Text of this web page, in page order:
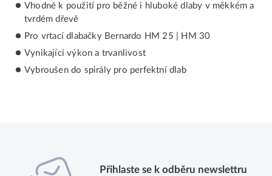
Vhodné k použití pro běžné i hluboké dlaby v měkkém a
tvrdém dřevě
Pro vrtací dlabačky Bernardo HM 25 | HM 30
Vynikající výkon a trvanlivost
Vybroušen do spirály pro perfektní dlab
Přihlaste se k odběru newslettru